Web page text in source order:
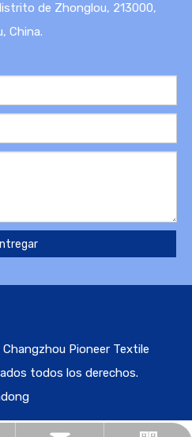
de Zhonglou, 213000,
China.
Changzhou Pioneer Textile
todos los derechos.